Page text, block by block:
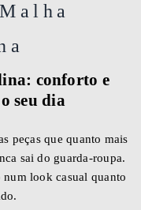
conforto e
seu dia
peças que quanto mais
sai do guarda-roupa.
num look casual quanto